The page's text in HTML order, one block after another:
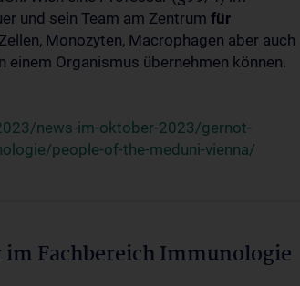
und sein Team am Zentrum für
Monozyten, Macrophagen aber auch
einem Organismus übernehmen können.
news-im-oktober-2023/gernot-
people-of-the-meduni-vienna/
Fachbereich Immunologie